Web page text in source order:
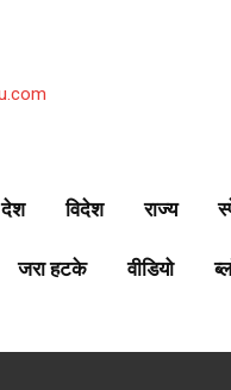
देश विदेश राज्य
जरा हटके वीडियो